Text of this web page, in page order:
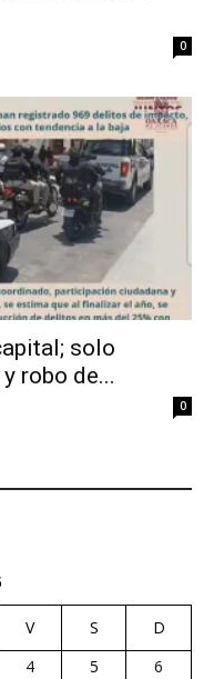
0
solo
robo de...
0
V S
D
4 5
6